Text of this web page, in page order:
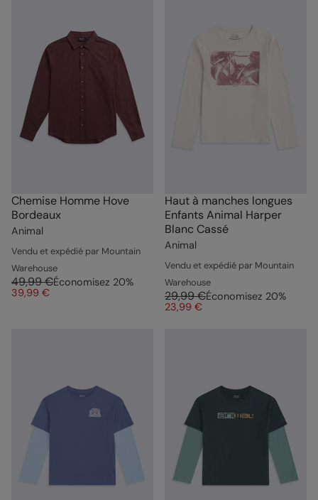
Chemise Homme Hove
Bordeaux
Animal
Vendu et expédié par Mountain
Warehouse
49,99 €Économisez 20%
39,99 €
Haut à manches longues
Enfants Animal Harper
Blanc Cassé
Animal
Vendu et expédié par Mountain
Warehouse
29,99 €Économisez 20%
23,99 €